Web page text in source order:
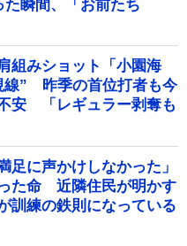
瞬間、「お前たち
組みショット「小園海
線” 昨季の首位打者も今
安 「レギュラー剥奪も
足に声かけしなかった」
た命 近隣住民が明かす
訓練の鉄則になっている